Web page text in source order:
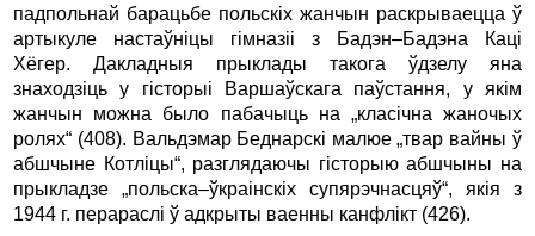
падпольнай барацьбе польскіх жанчын раскрываецца ў
артыкуле настаўніцы гімназіі з Бадэн–Бадэна Каці
Хёгер. Дакладныя прыклады такога ўдзелу яна
знаходзіць у гісторыі Варшаўскага паўстання, у якім
жанчын можна было пабачыць на „класічна жаночых
ролях“ (408). Вальдэмар Беднарскі малюе „твар вайны ў
абшчыне Котліцы“, разглядаючы гісторыю абшчыны на
прыкладзе „польска–ўкраінскіх супярэчнасцяў“, якія з
1944 г. перараслі ў адкрыты ваенны канфлікт (426).